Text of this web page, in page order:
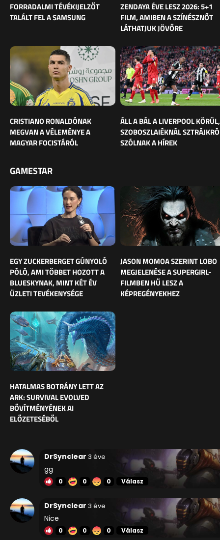
FORRADALMI TÉVÉKIJELZŐT
TALÁLT FEL A SAMSUNG
ZENDAYA ÉVE LESZ 2026: 5+1
FILM, AMIBEN A SZÍNÉSZNŐT
LÁTHATJUK JÖVŐRE
CRISTIANO RONALDÓNAK
MEGVAN A VÉLEMÉNYE A
MAGYAR FOCISTÁRÓL
ÁLL A BÁL A LIVERPOOL KÖRÜL,
SZOBOSZLAIÉKNÁL
SZÓLNAK A HÍREK
GAMESTAR
EGY ZUCKERBERGET GÚNYOLÓ
PÓLÓ, AMI TÖBBET HOZOTT A
BLUESKYNAK, MINT KÉT ÉV
ÜZLETI TEVÉKENYSÉGE
JASON MOMOA SZERINT LOBO
MEGJELENÉSE A SUPERGIRL-
FILMBEN HŰ LESZ A
KÉPREGÉNYEKHEZ
HATALMAS BOTRÁNY LETT AZ
ARK: SURVIVAL EVOLVED
BŐVÍTMÉNYÉNEK AI
ELŐZETESÉBŐL
DrSynclear 3 éve
gg
0 0 0 Válasz
DrSynclear 3 éve
Nice
0 0 0 Válasz